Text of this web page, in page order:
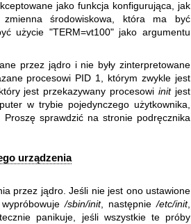
jako funkcja konfigurująca, jak
środowiskowa, która ma być
użycie "TERM=vt100" jako argumentu
przez jądro i nie były zinterpretowane
procesowi PID 1, którym zwykle jest
jest przekazywany procesowiinitjest
w trybie pojedynczego użytkownika,
sprawdzić na stronie podręcznika
urządzenia
przez jądro. Jeśli nie jest ono ustawione
/sbin/init, następnie/etc/init,
panikuje, jeśli wszystkie te próby